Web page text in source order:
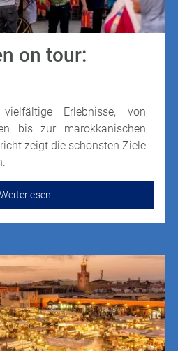
on tour:
Erlebnisse, von
bis zur marokkanischen
zeigt die schönsten Ziele